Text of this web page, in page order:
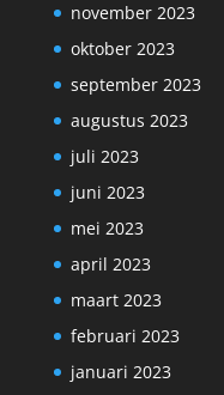
november 2023
oktober 2023
september 2023
augustus 2023
juli 2023
juni 2023
mei 2023
april 2023
maart 2023
februari 2023
januari 2023